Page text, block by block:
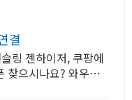
결
링 젠하이저, 쿠팡에
으시나요? 와우회원